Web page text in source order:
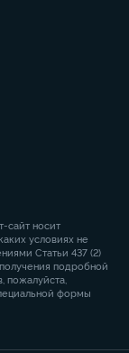
сайт носит
условиях не
Статьи 437 (2)
подробной
пожалуйста,
формы